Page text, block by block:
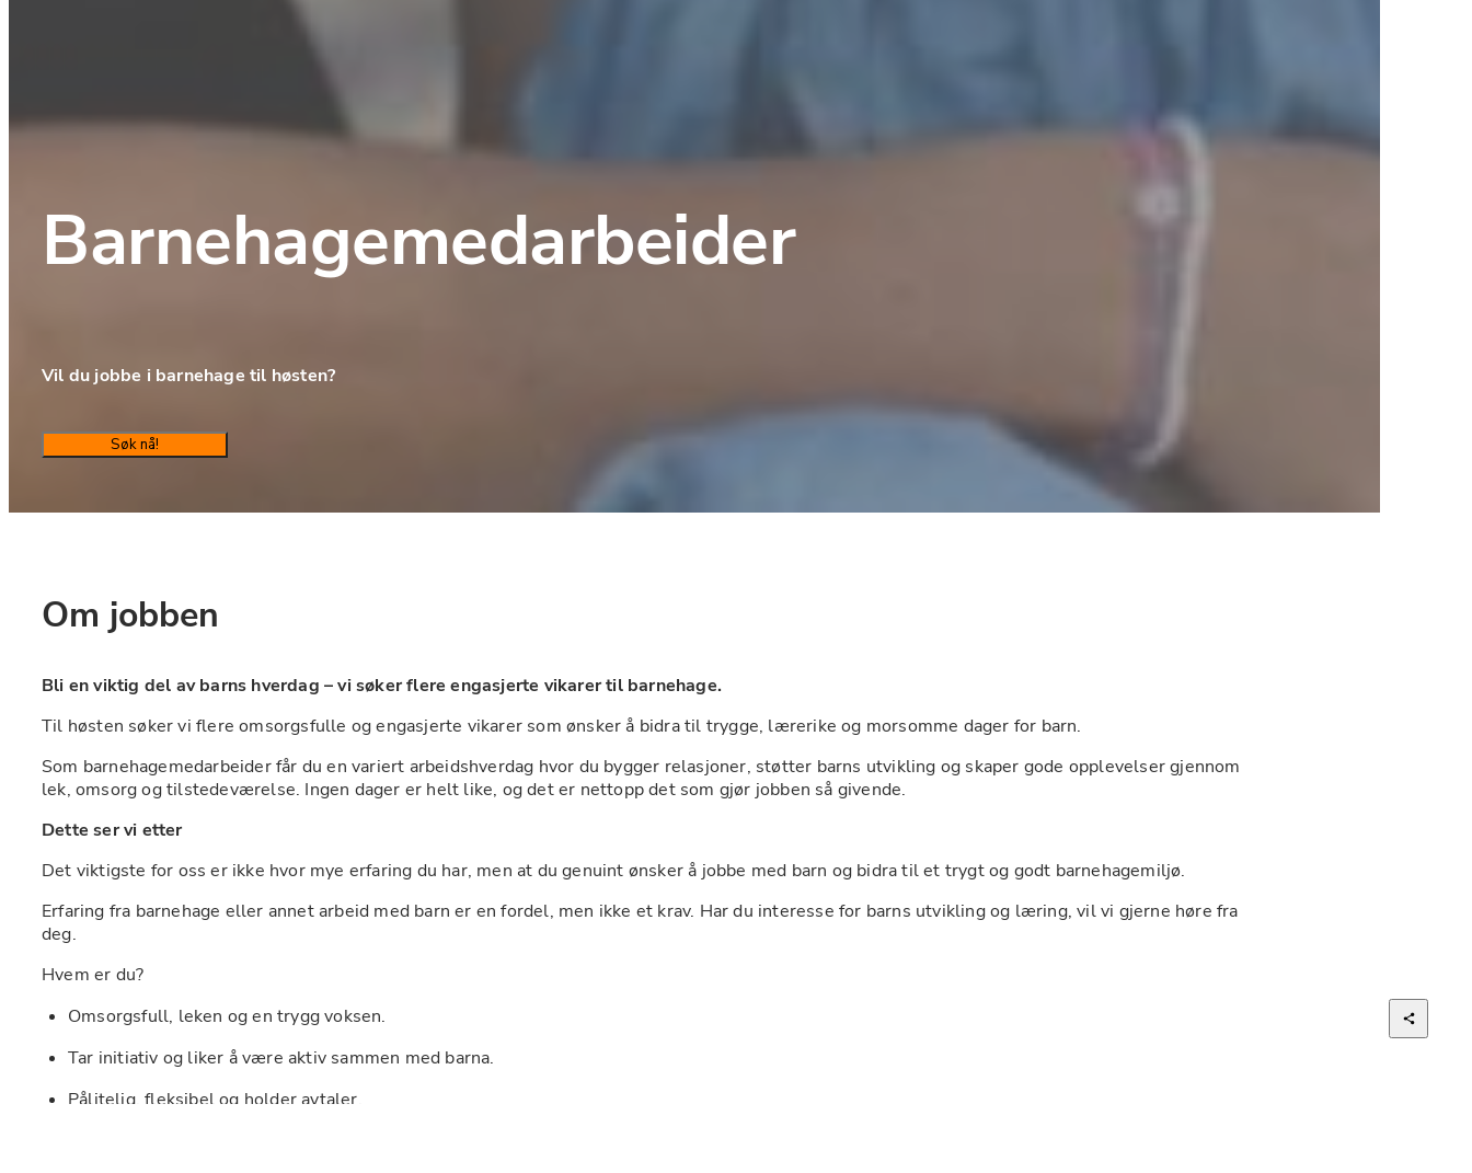
Barnehagemedarbeider
Vil du jobbe i barnehage til høsten?
Søk nå!
Om jobben
Bli en viktig del av barns hverdag – vi søker flere engasjerte vikarer til barnehage.
Til høsten søker vi flere omsorgsfulle og engasjerte vikarer som ønsker å bidra til trygge, lærerike og morsomme dager for barn.
Som barnehagemedarbeider får du en variert arbeidshverdag hvor du bygger relasjoner, støtter barns utvikling og skaper gode opplevelser gjennom
lek, omsorg og tilstedeværelse. Ingen dager er helt like, og det er nettopp det som gjør jobben så givende.
Dette ser vi etter
Det viktigste for oss er ikke hvor mye erfaring du har, men at du genuint ønsker å jobbe med barn og bidra til et trygt og godt barnehagemiljø.
Erfaring fra barnehage eller annet arbeid med barn er en fordel, men ikke et krav. Har du interesse for barns utvikling og læring, vil vi gjerne høre fra
deg.
Hvem er du?
Omsorgsfull, leken og en trygg voksen.
Tar initiativ og liker å være aktiv sammen med barna.
Pålitelig, fleksibel og holder avtaler.